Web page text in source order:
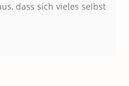
dass sich vieles selbst